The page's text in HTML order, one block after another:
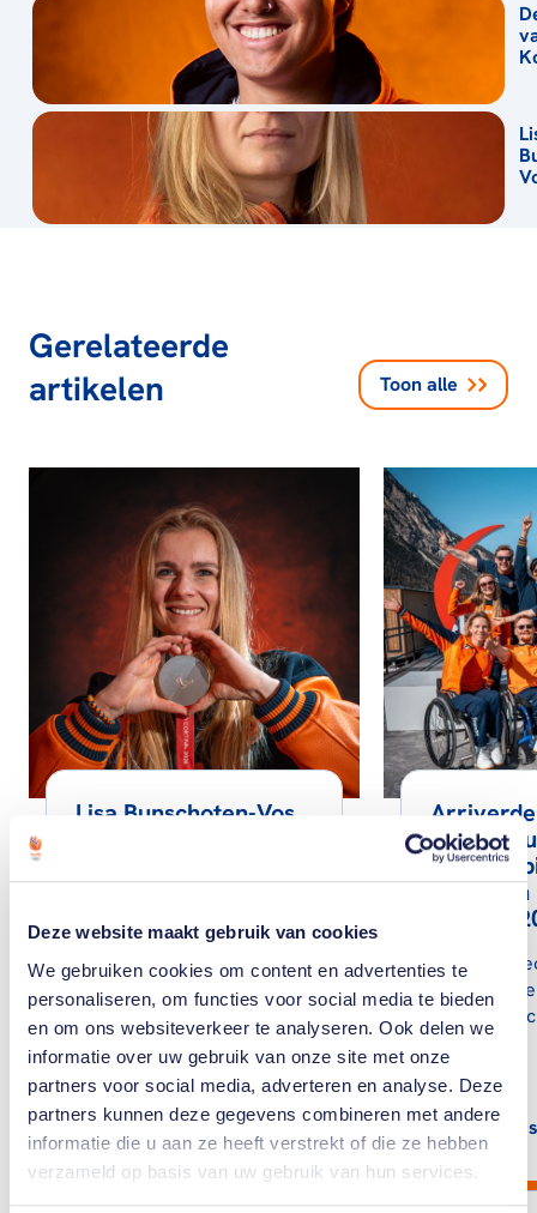
Deze website maakt gebruik van cookies
We gebruiken cookies om content en advertenties te
personaliseren, om functies voor social media te bieden
en om ons websiteverkeer te analyseren. Ook delen we
informatie over uw gebruik van onze site met onze
partners voor social media, adverteren en analyse. Deze
partners kunnen deze gegevens combineren met andere
informatie die u aan ze heeft verstrekt of die ze hebben
verzameld op basis van uw gebruik van hun services.
Gerelateerde
artikelen
Toon alle
Lisa Bunschoten-Vos
snowboardster wil nu haar
aandacht richten op haar
gezin.
Lees artikel
Onze
Spelen
Cortina
In deze
nog één
Cortina.